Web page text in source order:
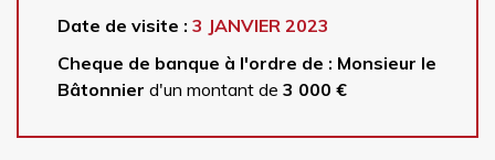
Date de visite : 3 JANVIER 2023
Cheque de banque à l'ordre de : Monsieur le
Bâtonnier d'un montant de 3 000 €